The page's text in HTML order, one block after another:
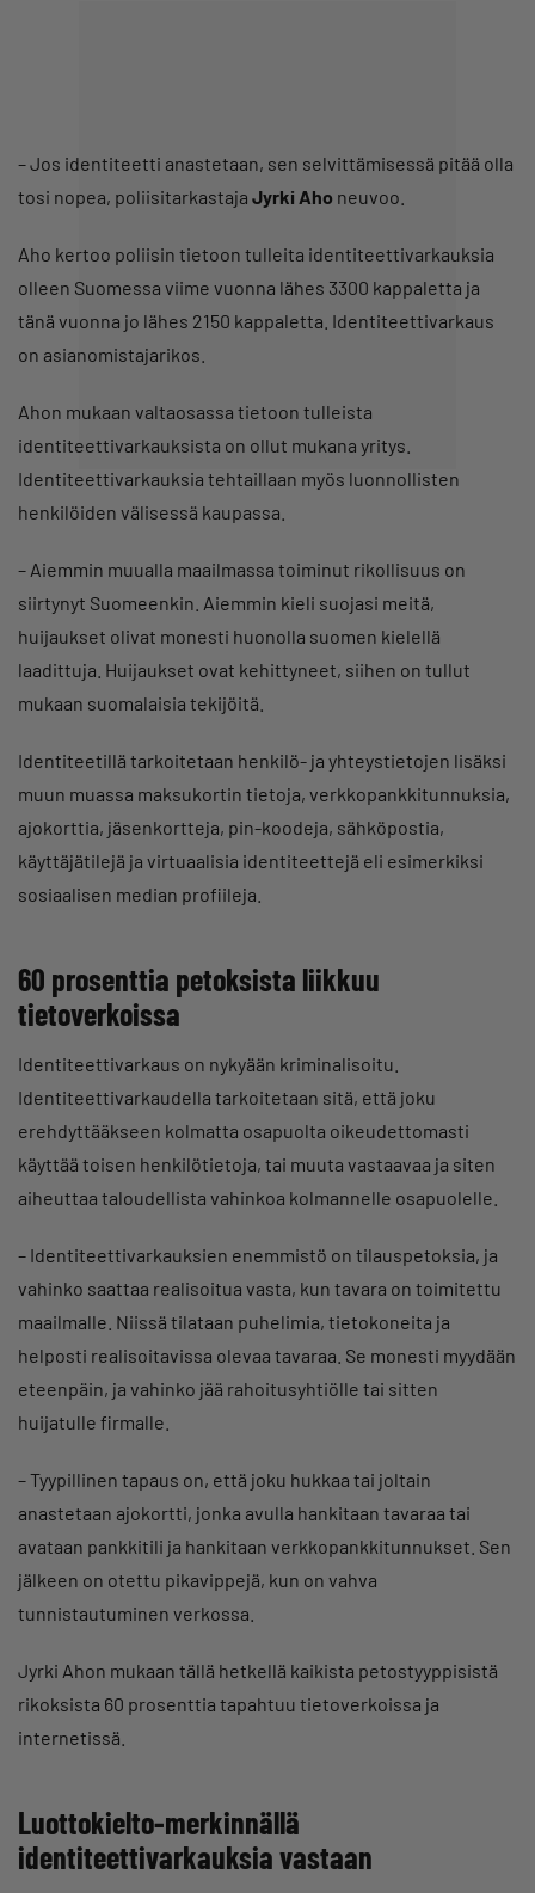
– Jos identiteetti anastetaan, sen selvittämisessä pitää olla
tosi nopea, poliisitarkastaja Jyrki Aho neuvoo.
Aho kertoo poliisin tietoon tulleita identiteettivarkauksia
olleen Suomessa viime vuonna lähes 3300 kappaletta ja
tänä vuonna jo lähes 2150 kappaletta. Identiteettivarkaus
on asianomistajarikos.
Ahon mukaan valtaosassa tietoon tulleista
identiteettivarkauksista on ollut mukana yritys.
Identiteettivarkauksia tehtaillaan myös luonnollisten
henkilöiden välisessä kaupassa.
– Aiemmin muualla maailmassa toiminut rikollisuus on
siirtynyt Suomeenkin. Aiemmin kieli suojasi meitä,
huijaukset olivat monesti huonolla suomen kielellä
laadittuja. Huijaukset ovat kehittyneet, siihen on tullut
mukaan suomalaisia tekijöitä.
Identiteetillä tarkoitetaan henkilö- ja yhteystietojen lisäksi
muun muassa maksukortin tietoja, verkkopankkitunnuksia,
ajokorttia, jäsenkortteja, pin-koodeja, sähköpostia,
käyttäjätilejä ja virtuaalisia identiteettejä eli esimerkiksi
sosiaalisen median profiileja.
60 prosenttia petoksista liikkuu
tietoverkoissa
Identiteettivarkaus on nykyään kriminalisoitu.
Identiteettivarkaudella tarkoitetaan sitä, että joku
erehdyttääkseen kolmatta osapuolta oikeudettomasti
käyttää toisen henkilötietoja, tai muuta vastaavaa ja siten
aiheuttaa taloudellista vahinkoa kolmannelle osapuolelle.
– Identiteettivarkauksien enemmistö on tilauspetoksia, ja
vahinko saattaa realisoitua vasta, kun tavara on toimitettu
maailmalle. Niissä tilataan puhelimia, tietokoneita ja
helposti realisoitavissa olevaa tavaraa. Se monesti myydään
eteenpäin, ja vahinko jää rahoitusyhtiölle tai sitten
huijatulle firmalle.
– Tyypillinen tapaus on, että joku hukkaa tai joltain
anastetaan ajokortti, jonka avulla hankitaan tavaraa tai
avataan pankkitili ja hankitaan verkkopankkitunnukset. Sen
jälkeen on otettu pikavippejä, kun on vahva
tunnistautuminen verkossa.
Jyrki Ahon mukaan tällä hetkellä kaikista petostyyppisistä
rikoksista 60 prosenttia tapahtuu tietoverkoissa ja
internetissä.
Luottokielto-merkinnällä
identiteettivarkauksia vastaan